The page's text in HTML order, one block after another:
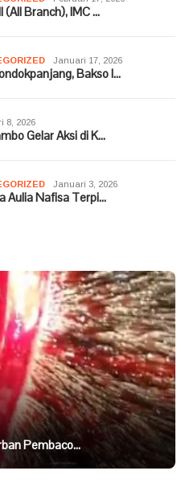
(All Branch), IMC …
Januari 17, 2026
Bakso I…
8, 2026
Gelar Aksi di K…
Januari 3, 2026
Aulia Nafisa Terpi…
Pembaco…